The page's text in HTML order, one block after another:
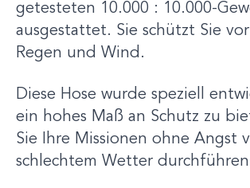
getesteten 10.000 : 10.000-
ausgestattet. Sie schützt Sie
Regen und Wind.
Diese Hose wurde speziell
ein hohes Maß an Schutz zu
Sie Ihre Missionen ohne Angst
schlechtem Wetter